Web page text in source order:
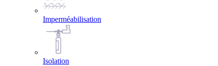
Imperméabilisation
Isolation